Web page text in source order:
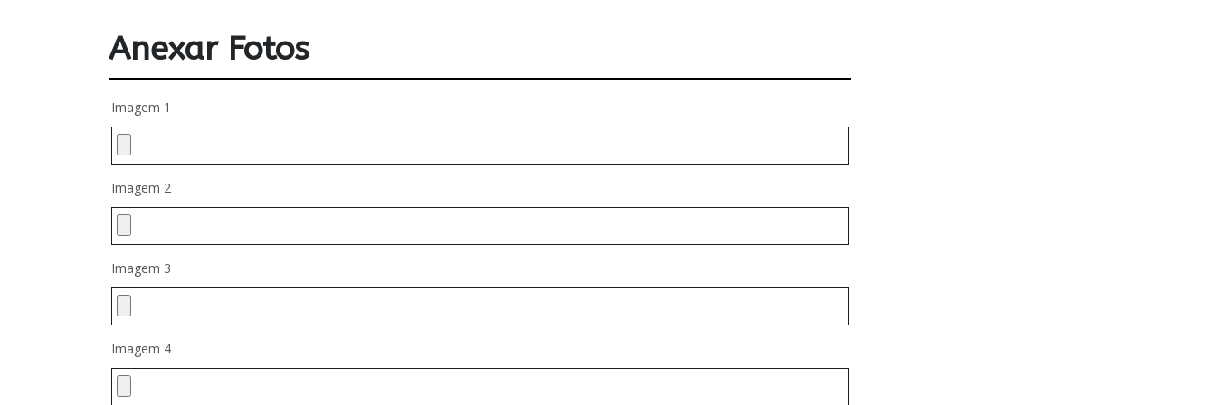
Anexar Fotos
Imagem 1
Imagem 2
Imagem 3
Imagem 4